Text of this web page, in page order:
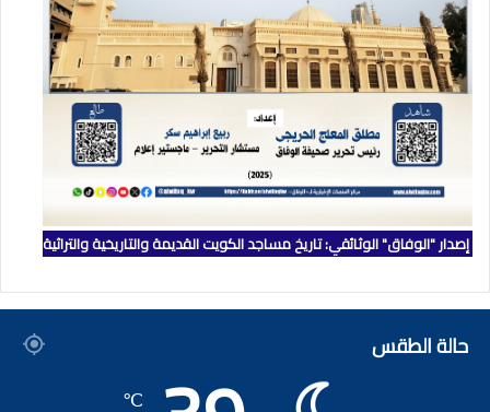
إصدار "الوفاق" الوثائقي: تاريخ مساجد الكويت القديمة والتاريخية والتراثية
حالة الطقس
℃